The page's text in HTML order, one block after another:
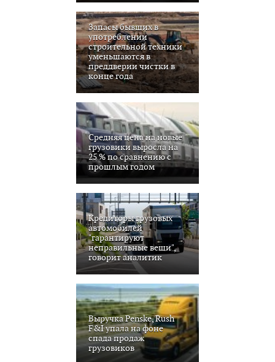
Запасы бывших в
употреблении
строительной техники
уменьшаются в
преддверии чистки в
конце года
Средняя цена на новые
грузовики выросла на
25 % по сравнению с
прошлым годом
Кредиторы грузовых
автомобилей
"гарантируют
неправильные вещи",
говорит аналитик
Выручка Penske, Rush
F&I упала на фоне
спада продаж
грузовиков